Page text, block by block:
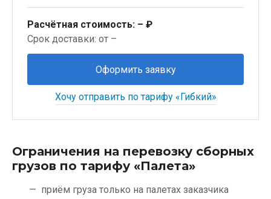
Расчётная стоимость: – ₽
Срок доставки: от –
Оформить заявку
Хочу отправить по тарифу «Гибкий»
Ограничения на перевозку сборных
грузов по тарифу «Палета»
приём груза только на палетах заказчика